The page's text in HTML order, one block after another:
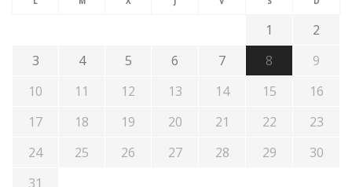
1
2
3
4 5 6 7 8
9
10
11 12 13 14 15
16
17
18 19 20 21 22
23
24
25 26 27 28 29
30
31